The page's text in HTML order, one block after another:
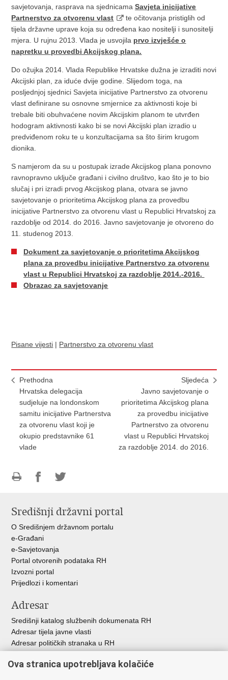
savjetovanja, rasprava na sjednicamaSavjeta inicijative
Partnerstvo za otvorenu vlast
te očitovanja pristiglih od
tijela državne uprave koja su određena kao nositelji i sunositelji
mjera. U rujnu 2013. Vlada je usvojila prvo izvješće o
napretku u provedbi Akcijskog plana.
Do ožujka 2014. Vlada Republike Hrvatske dužna je izraditi novi
Akcijski plan, za iduće dvije godine. Slijedom toga, na
posljednjoj sjednici Savjeta inicijative Partnerstvo za otvorenu
vlast definirane su osnovne smjernice za aktivnosti koje bi
trebale biti obuhvaćene novim Akcijskim planom te utvrđen
hodogram aktivnosti kako bi se novi Akcijski plan izradio u
predviđenom roku te u konzultacijama sa što širim krugom
dionika.
S namjerom da su u postupak izrade Akcijskog plana ponovno
ravnopravno uključe građani i civilno društvo, kao što je to bio
slučaj i pri izradi prvog Akcijskog plana, otvara se javno
savjetovanje o prioritetima Akcijskog plana za provedbu
inicijative Partnerstvo za otvorenu vlast u Republici Hrvatskoj za
razdoblje od 2014. do 2016. Javno savjetovanje je otvoreno do
11. studenog 2013.
Dokument za savjetovanje o prioritetima Akcijskog
plana za provedbu inicijative Partnerstvo za otvorenu
vlast u Republici Hrvatskoj za razdoblje 2014.-2016.
Obrazac za savjetovanje
Pisane vijesti | Partnerstvo za otvorenu vlast
Prethodna
Hrvatska delegacija
sudjeluje na londonskom
samitu inicijative Partnerstva
za otvorenu vlast koji je
okupio predstavnike 61
vlade
Sljedeća
Javno savjetovanje o
prioritetima Akcijskog plana
za provedbu inicijative
Partnerstvo za otvorenu
vlast u Republici Hrvatskoj
za razdoblje 2014. do 2016.
FacebookuTwitteru
Središnji državni portal
O Središnjem državnom portalu
e-Građani
e-Savjetovanja
Portal otvorenih podataka RH
Izvozni portal
Prijedlozi i komentari
Adresar
Središnji katalog službenih dokumenata RH
Adresar tijela javne vlasti
Adresar političkih stranaka u RH
Besplatni telefoni javne uprave
Ova stranica upotrebljava kolačiće